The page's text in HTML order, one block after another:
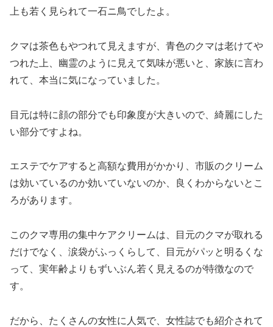
上も若く見られて一石ニ鳥でしたよ。
クマは茶色もやつれて見えますが、青色のクマは老けてや
つれた上、幽霊のように見えて気味が悪いと、家族に言わ
れて、本当に気になっていました。
目元は特に顔の部分でも印象度が大きいので、綺麗にした
い部分ですよね。
エステでケアすると高額な費用がかかり、市販のクリーム
は効いているのか効いていないのか、良くわからないとこ
ろがあります。
このクマ専用の集中ケアクリームは、目元のクマが取れる
だけでなく、涙袋がふっくらして、目元がパッと明るくな
って、実年齢よりもずいぶん若く見えるのが特徴なので
す。
だから、たくさんの女性に人気で、女性誌でも紹介されて